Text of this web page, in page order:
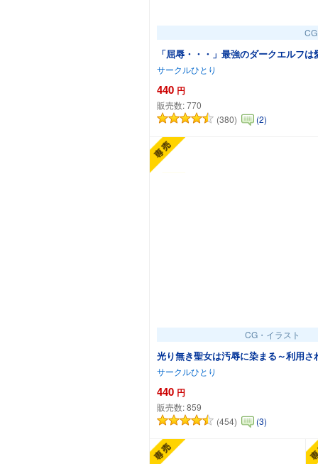
「屈辱・・・」最強のダークエルフ
サークルひとり
440 円
販売数:770
(380)
(2)
CG・イラスト
光り無き聖女は汚辱に染まる～利用さ
サークルひとり
440 円
販売数:859
(454)
(3)
カートに追加